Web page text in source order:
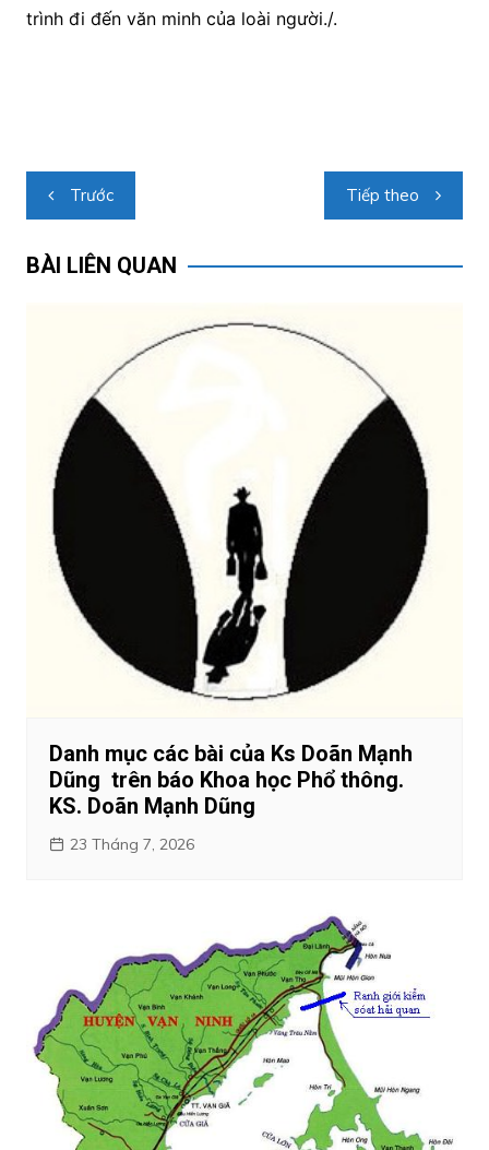
trình đi đến văn minh của loài người./.
Điều
hướng
bài
Trước Tiếp theo
BÀI LIÊN QUAN
Danh mục các bài của Ks Doãn Mạnh
Dũng trên báo Khoa học Phổ thông.
KS. Doãn Mạnh Dũng
23 Tháng 7, 2026